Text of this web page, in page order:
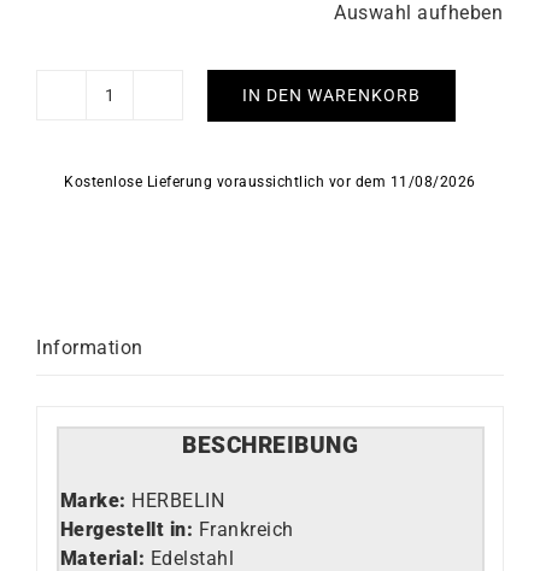
Auswahl aufheben
HERBELIN
Menge
IN DEN WARENKORB
Kostenlose Lieferung voraussichtlich vor dem 11/08/2026
Information
BESCHREIBUNG
Marke: HERBELIN
Hergestellt in: Frankreich
Material: Edelstahl